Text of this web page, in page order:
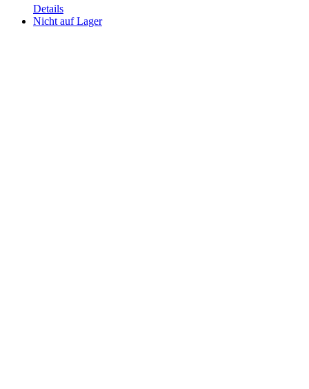
Details
Nicht auf Lager